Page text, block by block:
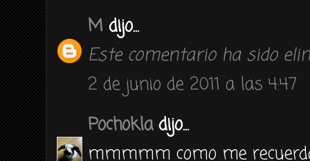
M dijo...
Este comentario ha sido
2 de junio de 2011 a las 4:47
Pochokladijo...
mmmmm como me